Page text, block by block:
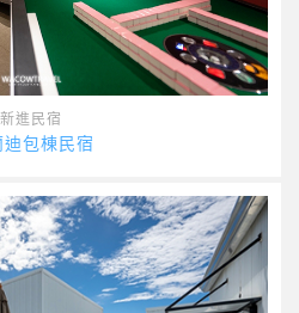
新進民宿
迪包棟民宿